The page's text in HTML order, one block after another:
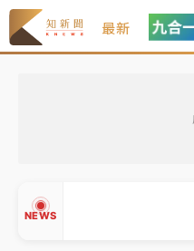
最新
NEWS
處置制度大變革！ 證交
數與撮合時間